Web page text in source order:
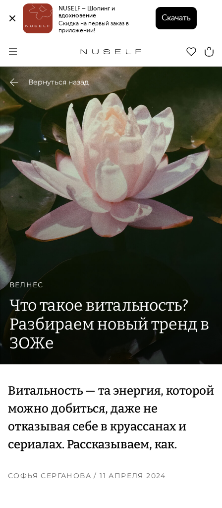
NUSELF – Шопинг и
вдохновение
Скидка на первый заказ в
приложении!
Скачать
Вернуться назад
ВЕЛНЕС
Что такое витальность?
Разбираем новый тренд в
ЗОЖе
Витальность — та энергия, которой
можно добиться, даже не
отказывая себе в круассанах и
сериалах. Рассказываем, как.
СОФЬЯ СЕРГАНОВА/ 11 АПРЕЛЯ 2024